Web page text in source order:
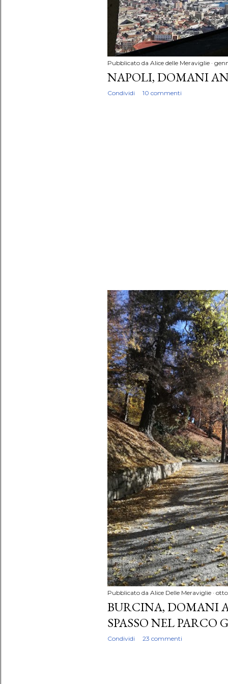
Pubblicato da Alice delle Meraviglie
NAPOLI, DOMANI
Condividi 10 commenti
Pubblicato da Alice Delle Meraviglie
BURCINA, DOMANI
SPASSO NEL PARCO
Condividi 23 commenti